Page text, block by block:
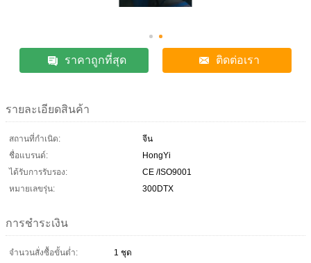
ราคาถูกที่สุด ติดต่อเรา
รายละเอียดสินค้า
สถานที่กำเนิด:
จีน
ชื่อแบรนด์:
HongYi
ได้รับการรับรอง:
CE /ISO9001
หมายเลขรุ่น:
300DTX
การชำระเงิน
จำนวนสั่งซื้อขั้นต่ำ:
1 ชุด